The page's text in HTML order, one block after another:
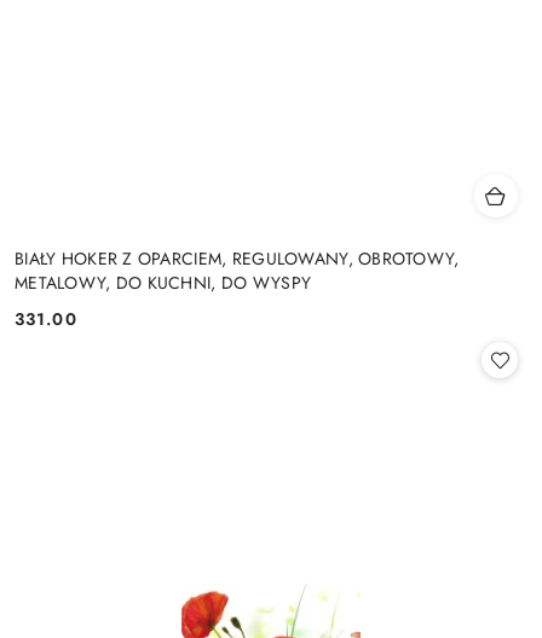
BIAŁY HOKER Z OPARCIEM, REGULOWANY, OBROTOWY,
METALOWY, DO KUCHNI, DO WYSPY
Cena:
331.00